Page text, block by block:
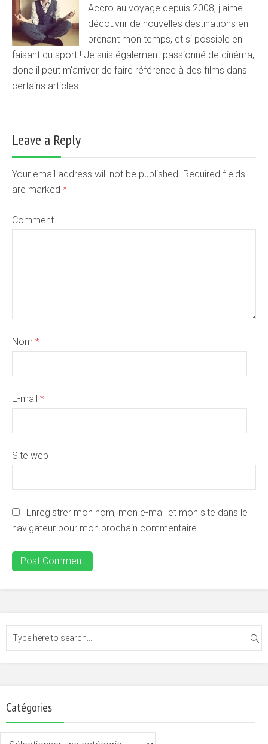
Accro au voyage depuis 2008, j'aime
découvrir de nouvelles destinations en
prenant mon temps, et si possible en
faisant du sport ! Je suis également passionné de cinéma,
donc il peut m'arriver de faire référence à des films dans
certains articles.
Leave a Reply
Your email address will not be published. Required fields
are marked *
Comment
Nom *
E-mail *
Site web
Enregistrer mon nom, mon e-mail et mon site dans le
navigateur pour mon prochain commentaire.
Catégories
Catégories